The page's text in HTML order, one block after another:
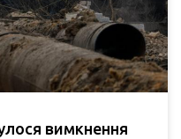
вимкнення